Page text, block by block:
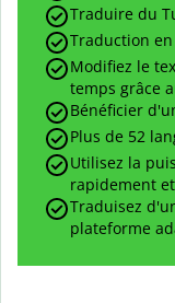
Traduire du
Traduction
Modifiez le
temps grâce
Bénéficier
Plus de 52
Utilisez la
rapidement
Traduisez
plateforme